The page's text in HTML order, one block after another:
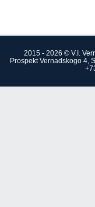
2015 - 2026 © V.I.
Prospekt Vernadskogo 4,